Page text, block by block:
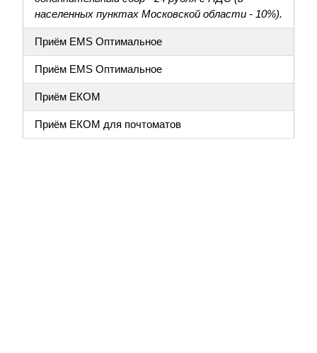
населенных пунктах Московской области - 10%).
Приём EMS Оптимальное
Приём EMS Оптимальное
Приём ЕКОМ
Приём ЕКОМ для почтоматов